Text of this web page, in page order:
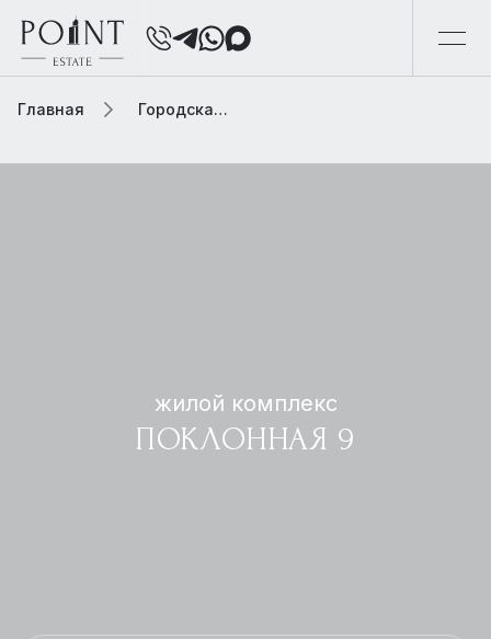
Главная Городская элитная недвижимость
жилой комплекс
ПОКЛОННАЯ 9